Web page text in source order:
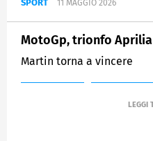
SPORT 11 MAGGIO 2026
MotoGp, trionfo Aprilia
Martin torna a vincere